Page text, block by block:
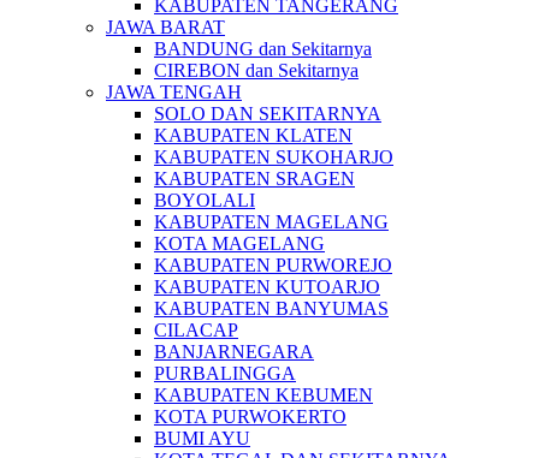
KABUPATEN TANGERANG
JAWA BARAT
BANDUNG dan Sekitarnya
CIREBON dan Sekitarnya
JAWA TENGAH
SOLO DAN SEKITARNYA
KABUPATEN KLATEN
KABUPATEN SUKOHARJO
KABUPATEN SRAGEN
BOYOLALI
KABUPATEN MAGELANG
KOTA MAGELANG
KABUPATEN PURWOREJO
KABUPATEN KUTOARJO
KABUPATEN BANYUMAS
CILACAP
BANJARNEGARA
PURBALINGGA
KABUPATEN KEBUMEN
KOTA PURWOKERTO
BUMI AYU